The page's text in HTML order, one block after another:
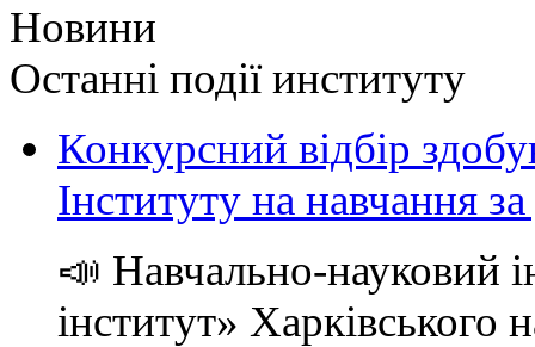
Новини
Останні події институту
Конкурсний відбір
Інституту на навчання
📣 Навчально-науковий
інститут» Харківського